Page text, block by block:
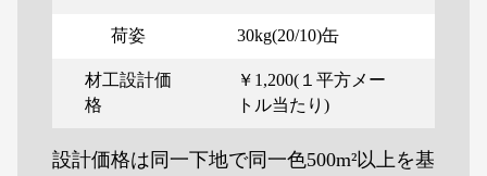
荷姿 30kg(20/10)缶
材工設計価
格
￥1,200(１平方メー
トル当たり)
設計価格は同一下地で同一色500m²以上を基